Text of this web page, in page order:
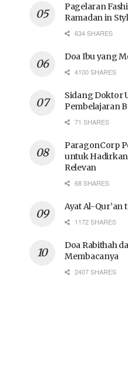
Pagelaran
Ramadan in
634 SHARES
Doa Ibu yang
4100 SHARES
Sidang Doktor
Pembelajaran
71 SHARES
ParagonCorp
untuk
Relevan
68 SHARES
Ayat Al-
1172 SHARES
Doa Rabithah
Membacanya
2407 SHARES